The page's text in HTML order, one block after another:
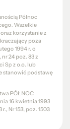
Północ
Wszelkie
korzystanie z
poza
1994 r. o
24 poz. 83 z
Sp z o.o. lub
stanowić podstawę
PÓŁNOC
16 kwietnia 1993
Nr 153, poz. 1503